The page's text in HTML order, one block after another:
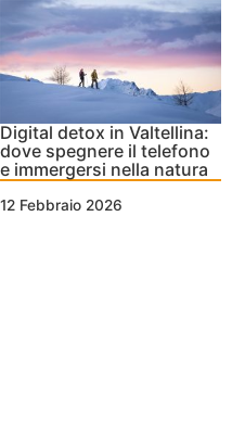
Digital detox in Valtellina:
dove spegnere il telefono
e immergersi nella natura
12 Febbraio 2026